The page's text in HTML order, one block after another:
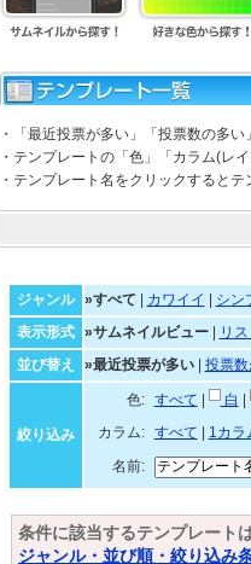
・「最近投票が多い」「投票数の多
・テンプレートの「色」「カラム(レ
・テンプレート名をクリックすると
ジャンル
»すべて カワイイ シン
表示形式
»サムネイルビュー|
リ
並び替え
»最近投票が多い| 投票
絞り込み
色: すべて 白
カラム:
すべて 1カラ
名前:
条件に該当するテンプレート
ジャンル・並び順・絞り込み